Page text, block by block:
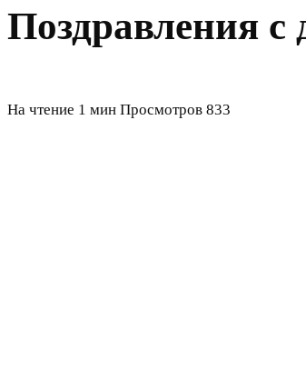
Поздравления с
На чтение 1 мин Просмотров 833